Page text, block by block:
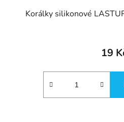
Korálky silikonové
19